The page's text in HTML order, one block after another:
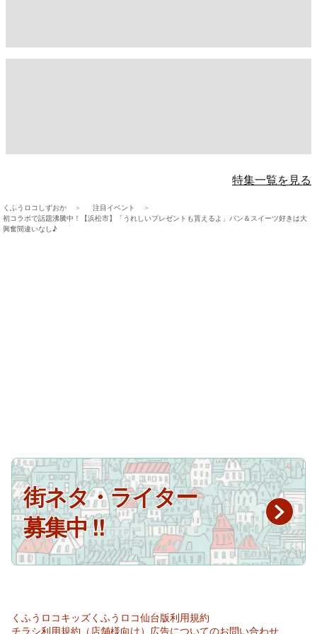
特集一覧を見る
くふうロコしずおか
注目イベント
初コラボで話題沸騰中！【浜松市】「うれしいプレゼントも貰えるよ」パン＆スイーツ好きは大
興奮間違いなし♪
街ネタ・ライター
募集中 !!
くふうロコキッズくふうロコ仙台版利用規約
チラシ利用規約（店舗様向け） 広告についてのお問い合わせ